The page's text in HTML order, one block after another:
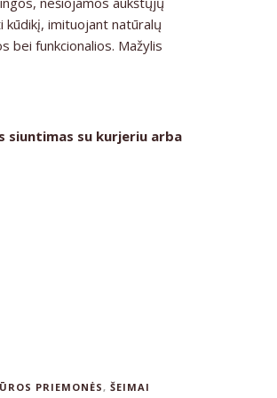
kūdikį, imituojant natūralų
bei funkcionalios. Mažylis
siuntimas su kurjeriu arba
PRIEMONĖS, ŠEIMAI